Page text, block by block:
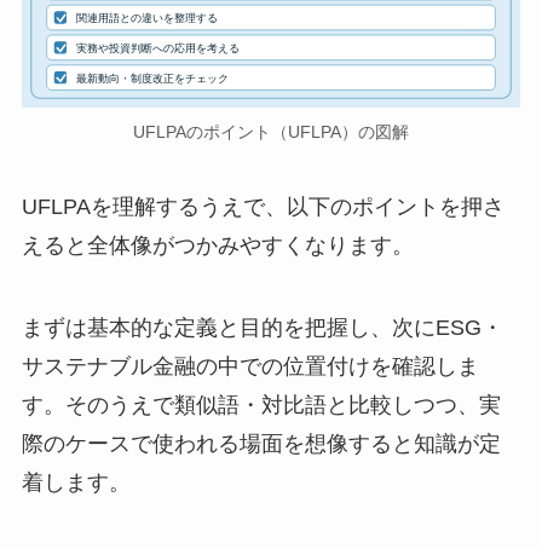
関連用語との違いを整理する
実務や投資判断への応用を考える
最新動向・制度改正をチェック
UFLPAのポイント（UFLPA）の図解
UFLPAを理解するうえで、以下のポイントを押さ
えると全体像がつかみやすくなります。
まずは基本的な定義と目的を把握し、次にESG・
サステナブル金融の中での位置付けを確認しま
す。そのうえで類似語・対比語と比較しつつ、実
際のケースで使われる場面を想像すると知識が定
着します。